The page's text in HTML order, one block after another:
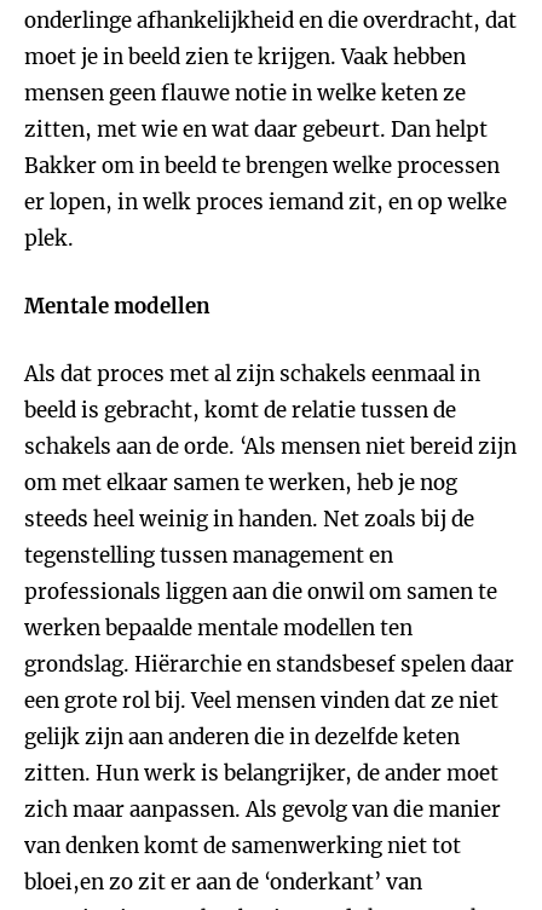
onderlinge afhankelijkheid en die overdracht, dat
moet je in beeld zien te krijgen. Vaak hebben
mensen geen flauwe notie in welke keten ze
zitten, met wie en wat daar gebeurt. Dan helpt
Bakker om in beeld te brengen welke processen
er lopen, in welk proces iemand zit, en op welke
plek.
Mentale modellen
Als dat proces met al zijn schakels eenmaal in
beeld is gebracht, komt de relatie tussen de
schakels aan de orde. ‘Als mensen niet bereid zijn
om met elkaar samen te werken, heb je nog
steeds heel weinig in handen. Net zoals bij de
tegenstelling tussen management en
professionals liggen aan die onwil om samen te
werken bepaalde mentale modellen ten
grondslag. Hiërarchie en standsbesef spelen daar
een grote rol bij. Veel mensen vinden dat ze niet
gelijk zijn aan anderen die in dezelfde keten
zitten. Hun werk is belangrijker, de ander moet
zich maar aanpassen. Als gevolg van die manier
van denken komt de samenwerking niet tot
bloei,en zo zit er aan de ‘onderkant’ van